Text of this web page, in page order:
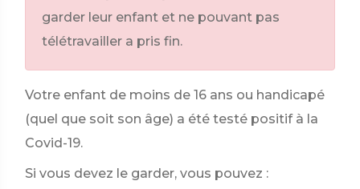
garder leur enfant et ne pouvant pas
télétravailler a pris fin.
Votre enfant de moins de 16 ans ou handicapé
(quel que soit son âge) a été testé positif à la
Covid-19.
Si vous devez le garder, vous pouvez :